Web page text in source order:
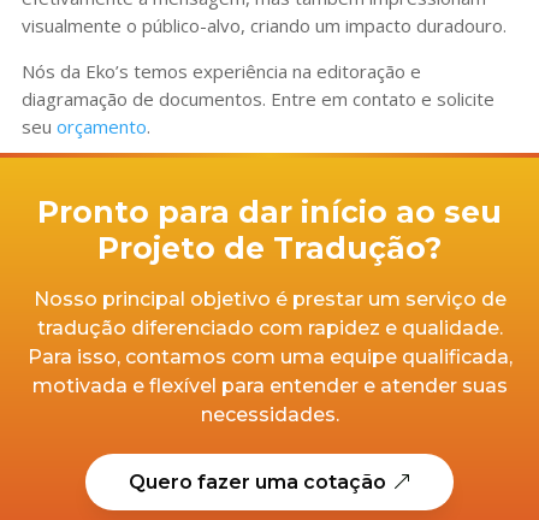
visualmente o público-alvo, criando um impacto duradouro.
Nós da Eko’s temos experiência na editoração e
diagramação de documentos. Entre em contato e solicite
seu orçamento.
Pronto para dar início ao seu
Projeto de Tradução?
Nosso principal objetivo é prestar um serviço de
tradução diferenciado com rapidez e qualidade.
Para isso, contamos com uma equipe qualificada,
motivada e flexível para entender e atender suas
necessidades.
Quero fazer uma cotação